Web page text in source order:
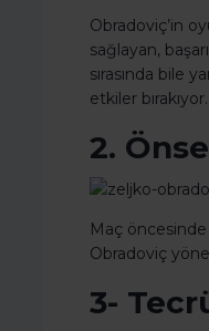
Obradoviç’in
sağlayan,
sırasında bile
etkiler bırakıyor.
2.
Maç
Obradoviç
3-